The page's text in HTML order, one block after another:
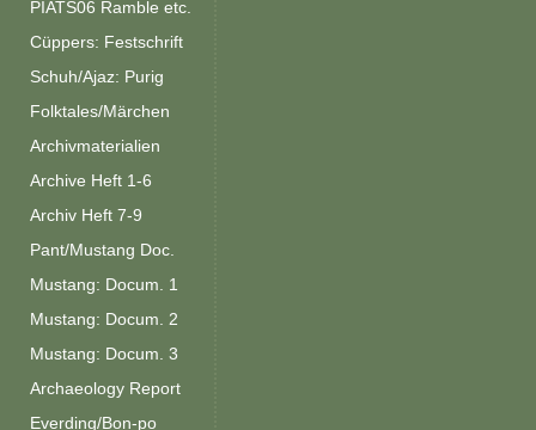
PIATS06 Ramble etc.
Cüppers: Festschrift
Schuh/Ajaz: Purig
Folktales/Märchen
Archivmaterialien
Archive Heft 1-6
Archiv Heft 7-9
Pant/Mustang Doc.
Mustang: Docum. 1
Mustang: Docum. 2
Mustang: Docum. 3
Archaeology Report
Everding/Bon-po